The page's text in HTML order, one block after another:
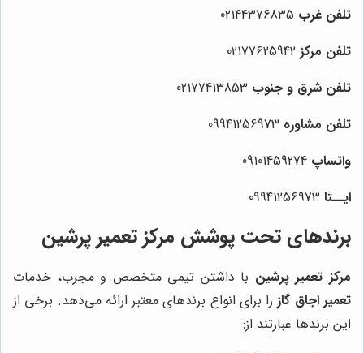
تلفن غرب
تلفن مرکز
تلفن شرق و جنوب
تلفن مشاوره
واتساپ
ایــتا
برندهای تحت پوشش مرکز تعمیر پرشین
مرکز تعمیر پرشین با داشتن تیمی متخصص و مجرب، خدمات
تعمیر اجاق گازرا برای انواع برندهای معتبر ارائه می‌دهد. برخی از
این برندها عبارتند از: